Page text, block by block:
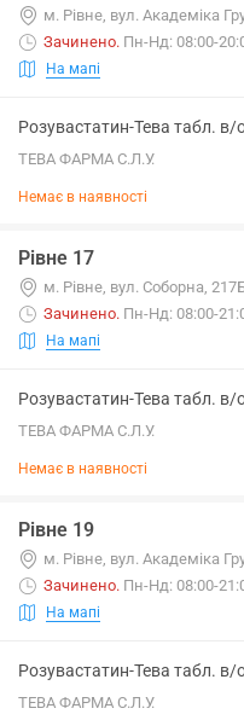
м. Рівне, вул. Академіка
Зачинено. Пн-Нд: 08:00-
На мапі
Розувастатин-Тева табл.
ТЕВА ФАРМА С.Л.У.
Немає в наявності
Рівне 17
м. Рівне, вул. Соборна,
Зачинено. Пн-Нд: 08:00-
На мапі
Розувастатин-Тева табл.
ТЕВА ФАРМА С.Л.У.
Немає в наявності
Рівне 19
м. Рівне, вул. Академіка
Зачинено. Пн-Нд: 08:00-
На мапі
Розувастатин-Тева табл.
ТЕВА ФАРМА С.Л.У.